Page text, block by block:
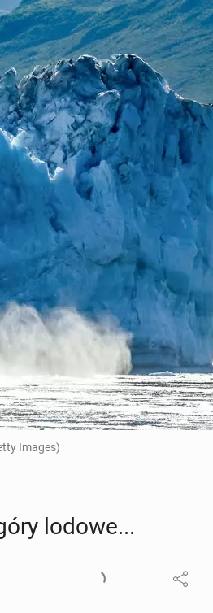
Images)
lodowe...